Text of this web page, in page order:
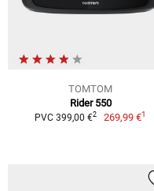
TOMTOM
Rider 550
PVC 399,00 €2 269,99 €1